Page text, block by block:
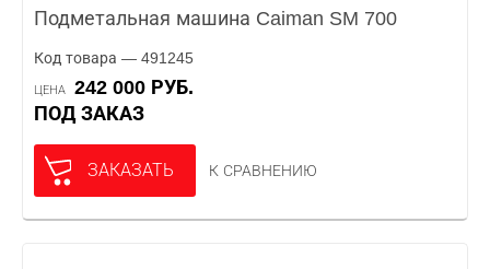
Подметальная машина Caiman SM 700
Код товара — 491245
ЦЕНА
242 000 РУБ.
ПОД ЗАКАЗ
ЗАКАЗАТЬ К СРАВНЕНИЮ